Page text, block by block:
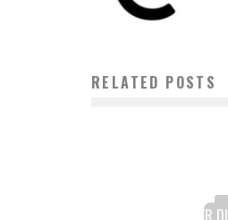
RELATED POSTS
SÅDAN VÆLGER